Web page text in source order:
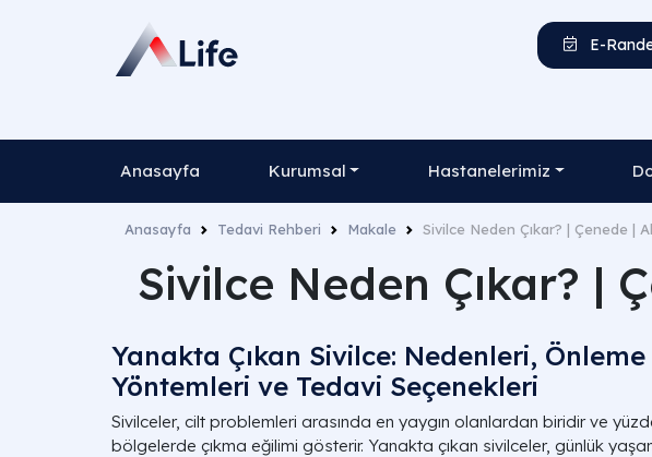
E-
Anasayfa Kurumsal Hastanelerimiz
Anasayfa Tedavi Rehberi Makale Sivilce Neden Çıkar? | Çenede |
Sivilce Neden Çıkar? |
Yanakta Çıkan Sivilce: Nedenleri, Önleme
Yöntemleri ve Tedavi Seçenekleri
Sivilceler, cilt problemleri arasında en yaygın olanlardan biridir ve
bölgelerde çıkma eğilimi gösterir. Yanakta çıkan sivilceler, günlük